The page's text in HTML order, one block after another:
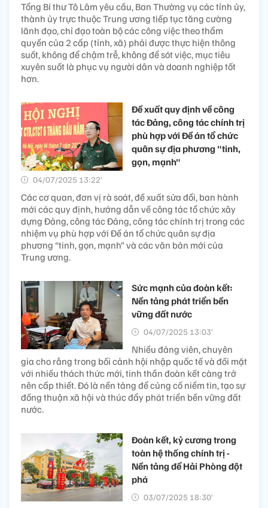
Tổng Bí thư Tô Lâm yêu cầu, Ban Thường vụ các tỉnh ủy,
thành ủy trực thuộc Trung ương tiếp tục tăng cường
lãnh đạo, chỉ đạo toàn bộ các công việc theo thẩm
quyền của 2 cấp (tỉnh, xã) phải được thực hiện thông
suốt, không để chậm trễ, không để sót việc, mục tiêu
xuyên suốt là phục vụ người dân và doanh nghiệp tốt
hơn.
Đề xuất quy định về công
tác Đảng, công tác chính trị
phù hợp với Đề án tổ chức
quân sự địa phương "tinh,
gọn, mạnh"
04/07/2025 13:22’
Các cơ quan, đơn vị rà soát, đề xuất sửa đổi, ban hành
mới các quy định, hướng dẫn về công tác tổ chức xây
dựng Đảng, công tác Đảng, công tác chính trị trong các
nhiệm vụ phù hợp với Đề án tổ chức quân sự địa
phương “tinh, gọn, mạnh” và các văn bản mới của
Trung ương.
Sức mạnh của đoàn kết:
Nền tảng phát triển bền
vững đất nước
04/07/2025 13:03’
Nhiều đảng viên, chuyên
gia cho rằng trong bối cảnh hội nhập quốc tế và đối mặt
với nhiều thách thức mới, tinh thần đoàn kết càng trở
nên cấp thiết. Đó là nền tảng để củng cố niềm tin, tạo sự
đồng thuận xã hội và thúc đẩy phát triển bền vững đất
nước.
Đoàn kết, kỷ cương trong
toàn hệ thống chính trị -
Nền tảng để Hải Phòng đột
phá
03/07/2025 18:30’